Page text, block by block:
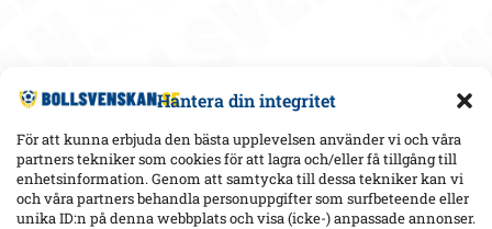
Hantera din integritet
För att kunna erbjuda den bästa upplevelsen använder vi och våra
partners tekniker som cookies för att lagra och/eller få tillgång till
enhetsinformation. Genom att samtycka till dessa tekniker kan vi
och våra partners behandla personuppgifter som surfbeteende eller
unika ID:n på denna webbplats och visa (icke-) anpassade annonser.